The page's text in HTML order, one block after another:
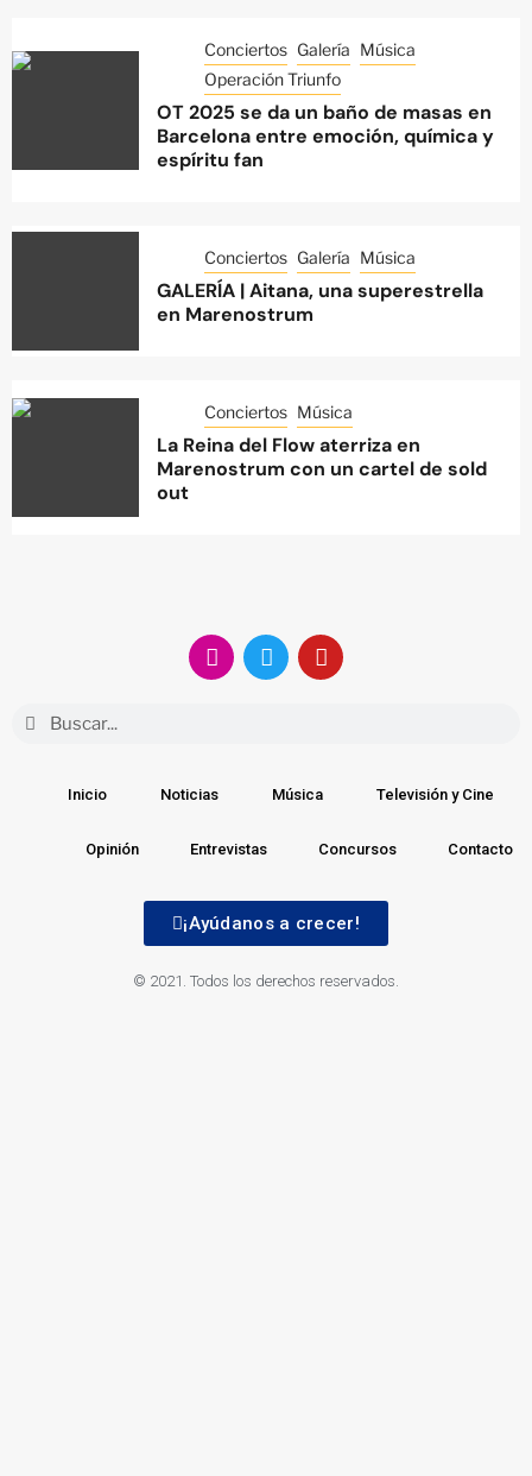
Conciertos Galería Música
Operación Triunfo
OT 2025 se da un baño de masas en
Barcelona entre emoción, química y
espíritu fan
Conciertos Galería Música
GALERÍA | Aitana, una superestrella
en Marenostrum
Conciertos Música
La Reina del Flow aterriza en
Marenostrum con un cartel de sold
out
Inicio Noticias Música Televisión y Cine
Opinión Entrevistas Concursos Contacto
¡Ayúdanos a crecer!
© 2021. Todos los derechos reservados.